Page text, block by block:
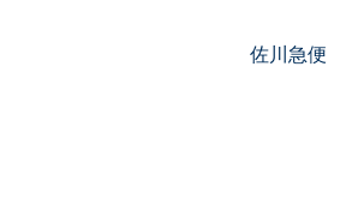
佐川急便